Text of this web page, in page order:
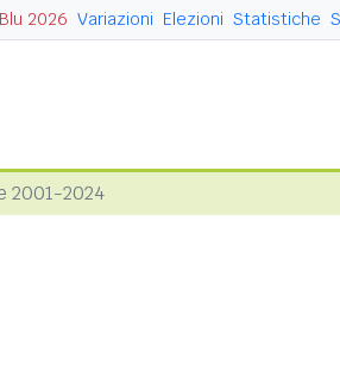
2026 Variazioni Elezioni Statistiche
2001-2024